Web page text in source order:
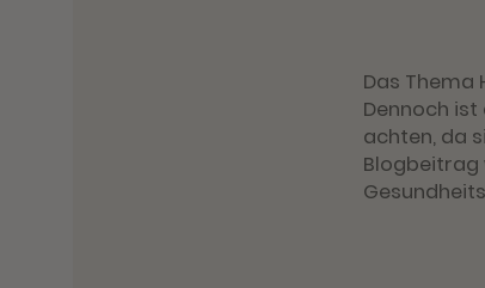
Das
Dennoch
achten, da
Blogbeitrag